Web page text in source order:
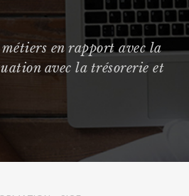
métiers en rapport avec la
avec la trésorerie et